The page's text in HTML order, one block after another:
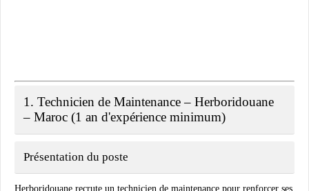
1. Technicien de Maintenance – Herboridouane
– Maroc (1 an d'expérience minimum)
Présentation du poste
Herboridouane recrute un technicien de maintenance pour renforcer ses